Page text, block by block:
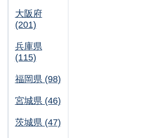
大阪府
(201)
兵庫県
(115)
福岡県 (98)
宮城県 (46)
茨城県 (47)